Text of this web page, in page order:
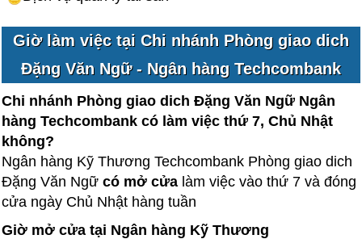
Giờ làm việc tại Chi nhánh Phòng giao dich
Đặng Văn Ngữ - Ngân hàng Techcombank
Chi nhánh Phòng giao dich Đặng Văn Ngữ Ngân
hàng Techcombank có làm việc thứ 7, Chủ Nhật
không?
Ngân hàng Kỹ Thương Techcombank Phòng giao dich
Đặng Văn Ngữcó mở cửa làm việc vào thứ 7 và đóng
cửa ngày Chủ Nhật hàng tuần
Giờ mở cửa tại Ngân hàng Kỹ Thương